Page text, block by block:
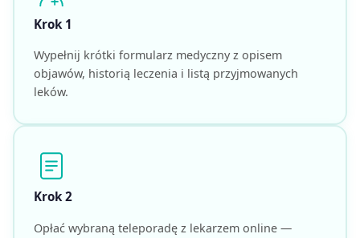
Krok 1
Wypełnij krótki formularz medyczny z opisem
objawów, historią leczenia i listą przyjmowanych
leków.
Krok 2
Opłać wybraną teleporadę z lekarzem online —